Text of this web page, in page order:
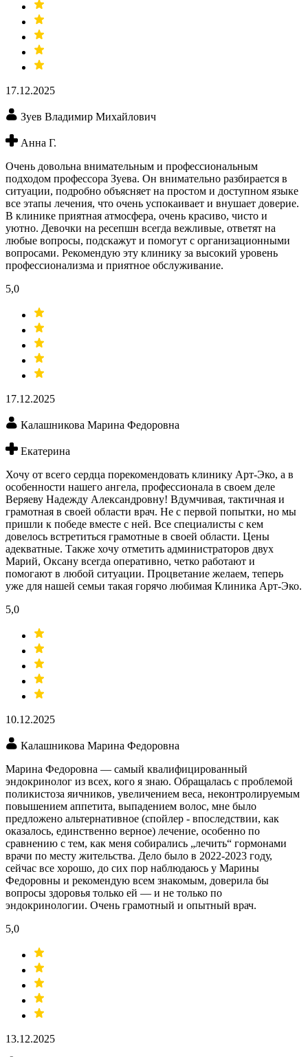
17.12.2025
Зуев Владимир Михайлович
Анна Г.
Очень довольна внимательным и профессиональным
подходом профессора Зуева. Он внимательно разбирается в
ситуации, подробно объясняет на простом и доступном языке
все этапы лечения, что очень успокаивает и внушает доверие.
В клинике приятная атмосфера, очень красиво, чисто и
уютно. Девочки на ресепшн всегда вежливые, ответят на
любые вопросы, подскажут и помогут с организационными
вопросами. Рекомендую эту клинику за высокий уровень
профессионализма и приятное обслуживание.
5,0
17.12.2025
Калашникова Марина Федоровна
Екатерина
Хочу от всего сердца порекомендовать клинику Арт-Эко, а в
особенности нашего ангела, профессионала в своем деле
Веряеву Надежду Александровну! Вдумчивая, тактичная и
грамотная в своей области врач. Не с первой попытки, но мы
пришли к победе вместе с ней. Все специалисты с кем
довелось встретиться грамотные в своей области. Цены
адекватные. Также хочу отметить администраторов двух
Марий, Оксану всегда оперативно, четко работают и
помогают в любой ситуации. Процветание желаем, теперь
уже для нашей семьи такая горячо любимая Клиника Арт-Эко.
5,0
10.12.2025
Калашникова Марина Федоровна
Марина Федоровна — самый квалифицированный
эндокринолог из всех, кого я знаю. Обращалась с проблемой
поликистоза яичников, увеличением веса, неконтролируемым
повышением аппетита, выпадением волос, мне было
предложено альтернативное (спойлер - впоследствии, как
оказалось, единственно верное) лечение, особенно по
сравнению с тем, как меня собирались „лечить“ гормонами
врачи по месту жительства. Дело было в 2022-2023 году,
сейчас все хорошо, до сих пор наблюдаюсь у Марины
Федоровны и рекомендую всем знакомым, доверила бы
вопросы здоровья только ей — и не только по
эндокринологии. Очень грамотный и опытный врач.
5,0
13.12.2025